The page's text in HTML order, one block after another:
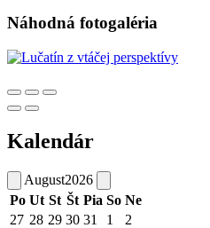
Náhodná fotogaléria
Kalendár
August2026
Po Ut St Št Pia So Ne
27 28 29 30 31 1
2